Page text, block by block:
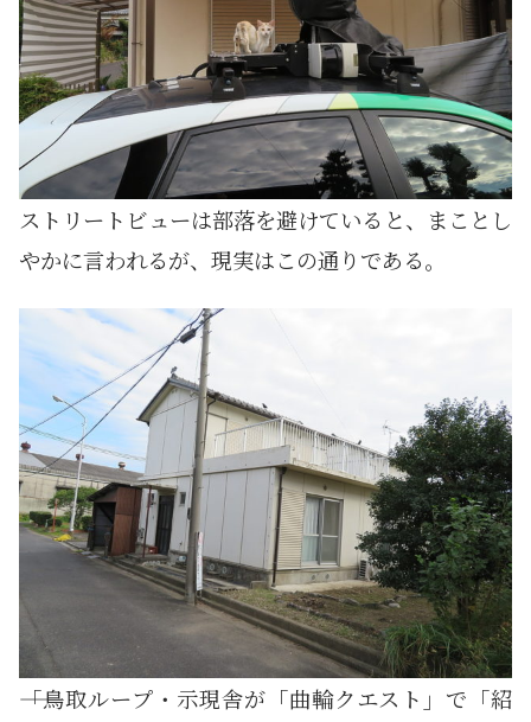
ストリートビューは部落を避けていると、まことし
やかに言われるが、現実はこの通りである。
――「鳥取ループ・示現舎が「曲輪クエスト」で「紹